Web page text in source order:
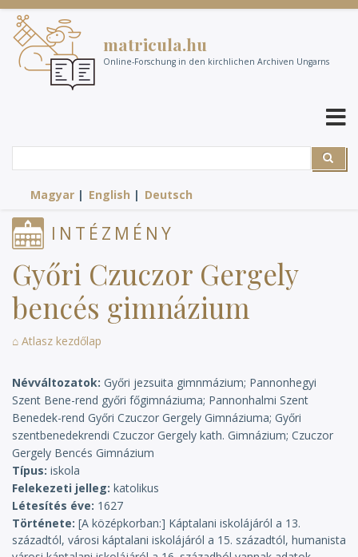
Direkt
zum
Inhalt
matricula.hu
Online-Forschung in den kirchlichen Archiven Ungarns
Suche
Magyar English Deutsch
INTÉZMÉNY
Győri Czuczor Gergely
bencés gimnázium
⌂ Atlasz kezdőlap
Névváltozatok Győri jezsuita gimnmázium; Pannonhegyi
Szent Bene-rend győri főgimnáziuma; Pannonhalmi Szent
Benedek-rend Győri Czuczor Gergely Gimnáziuma; Győri
szentbenedekrendi Czuczor Gergely kath. Gimnázium; Czuczor
Gergely Bencés Gimnázium
Típus iskola
Felekezeti jelleg katolikus
Létesítés éve 1627
Története [A középkorban:] Káptalani iskolájáról a 13.
századtól, városi káptalani iskolájáról a 15. századtól, humanista